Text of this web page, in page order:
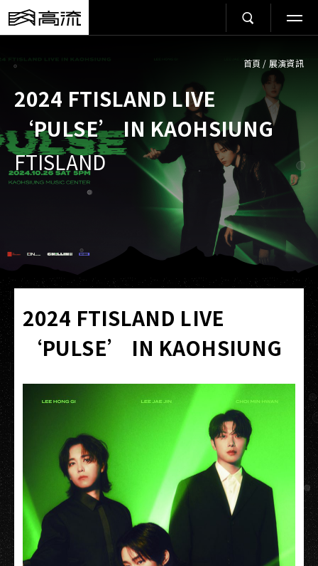
首頁 / 展演資訊
2024 FTISLAND LIVE
‘PULSE’ IN KAOHSIUNG
FTISLAND
2024 FTISLAND LIVE
‘PULSE’ IN KAOHSIUNG